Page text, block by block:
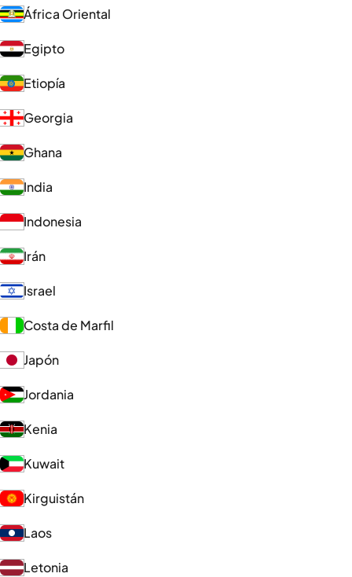
África Oriental
Egipto
Etiopía
Georgia
Ghana
India
Indonesia
Irán
Israel
Costa de Marfil
Japón
Jordania
Kenia
Kuwait
Kirguistán
Laos
Letonia